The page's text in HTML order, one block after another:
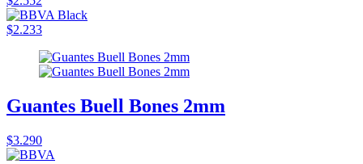
$2.233
Guantes Buell Bones 2mm
$3.290